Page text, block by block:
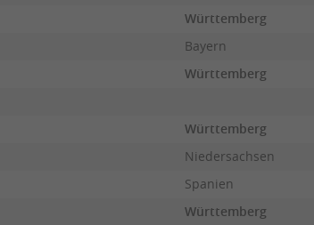
Württemberg
Bayern
Württemberg
Württemberg
Niedersachsen
Spanien
Württemberg